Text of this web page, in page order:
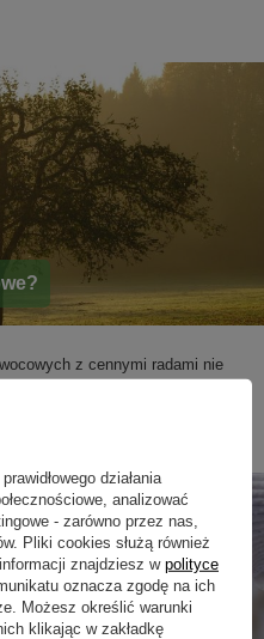
z cennymi radami nie
działania
analizować
- zarówno przez nas,
Pliki cookies służą również
znajdziesz wpolityce
oznacza zgodę na ich
Możesz określić warunki
klikając w zakładkę